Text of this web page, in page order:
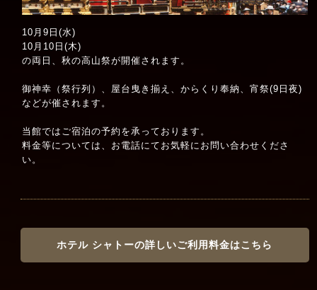
10月9日(水)
10月10日(木)
の両日、秋の高山祭が開催されます。
御神幸（祭行列）、屋台曳き揃え、からくり奉納、宵祭(9日夜)
などが催されます。
当館ではご宿泊の予約を承っております。
料金等については、お電話にてお気軽にお問い合わせくださ
い。
ホテル シャトーの詳しいご利用料金はこちら